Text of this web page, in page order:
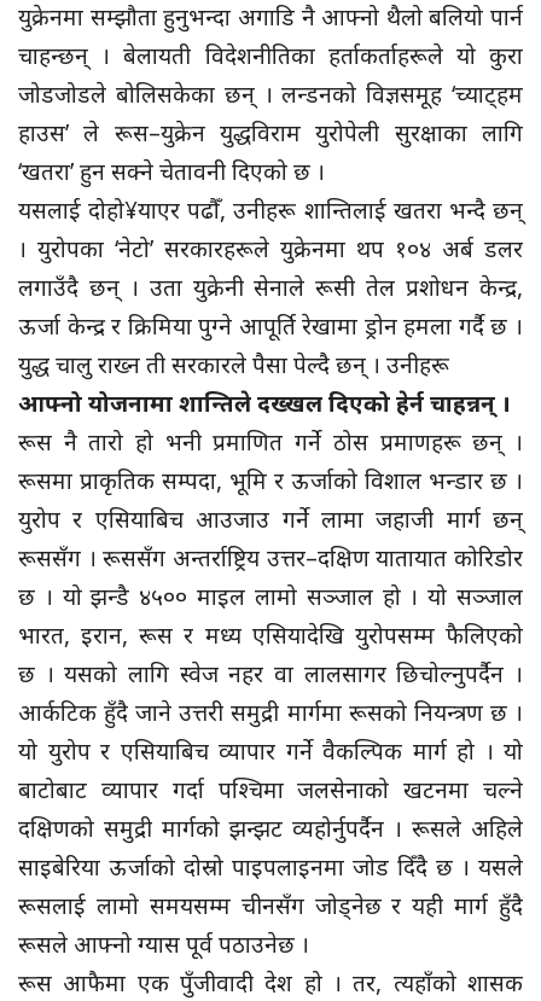
युक्रेनमा सम्झौता हुनुभन्दा अगाडि नै आफ्नो थैलो बलियो पार्न
चाहन्छन् । बेलायती विदेशनीतिका हर्ताकर्ताहरूले यो कुरा
जोडजोडले बोलिसकेका छन् । लन्डनको विज्ञसमूह ‘च्याट्हम
हाउस’ ले रूस–युक्रेन युद्धविराम युरोपेली सुरक्षाका लागि
‘खतरा’ हुन सक्ने चेतावनी दिएको छ ।
यसलाई दोहो¥याएर पढौँ, उनीहरू शान्तिलाई खतरा भन्दै छन्
। युरोपका ‘नेटो’ सरकारहरूले युक्रेनमा थप १०४ अर्ब डलर
लगाउँदै छन् । उता युक्रेनी सेनाले रूसी तेल प्रशोधन केन्द्र,
ऊर्जा केन्द्र र क्रिमिया पुग्ने आपूर्ति रेखामा ड्रोन हमला गर्दै छ ।
युद्ध चालु राख्न ती सरकारले पैसा पेल्दै छन् । उनीहरू
आफ्नो योजनामा शान्तिले दख्खल दिएको हेर्न चाहन्नन् ।
रूस नै तारो हो भनी प्रमाणित गर्ने ठोस प्रमाणहरू छन् ।
रूसमा प्राकृतिक सम्पदा, भूमि र ऊर्जाको विशाल भन्डार छ ।
युरोप र एसियाबिच आउजाउ गर्ने लामा जहाजी मार्ग छन्
रूससँग । रूससँग अन्तर्राष्ट्रिय उत्तर–दक्षिण यातायात कोरिडोर
छ । यो झन्डै ४५०० माइल लामो सञ्जाल हो । यो सञ्जाल
भारत, इरान, रूस र मध्य एसियादेखि युरोपसम्म फैलिएको
छ । यसको लागि स्वेज नहर वा लालसागर छिचोल्नुपर्दैन ।
आर्कटिक हुँदै जाने उत्तरी समुद्री मार्गमा रूसको नियन्त्रण छ ।
यो युरोप र एसियाबिच व्यापार गर्ने वैकल्पिक मार्ग हो । यो
बाटोबाट व्यापार गर्दा पश्चिमा जलसेनाको खटनमा चल्ने
दक्षिणको समुद्री मार्गको झन्झट व्यहोर्नुपर्दैन । रूसले अहिले
साइबेरिया ऊर्जाको दोस्रो पाइपलाइनमा जोड दिँदै छ । यसले
रूसलाई लामो समयसम्म चीनसँग जोड्नेछ र यही मार्ग हुँदै
रूसले आफ्नो ग्यास पूर्व पठाउनेछ ।
रूस आफैमा एक पुँजीवादी देश हो । तर, त्यहाँको शासक